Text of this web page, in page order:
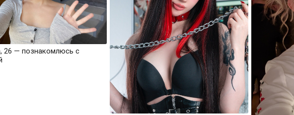
26 — познакомлюсь с